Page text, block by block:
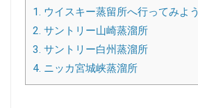
1.
ウイスキー蒸留所へ行ってみよう
2. サントリー山崎蒸溜所
3. サントリー白州蒸溜所
4. ニッカ宮城峡蒸溜所